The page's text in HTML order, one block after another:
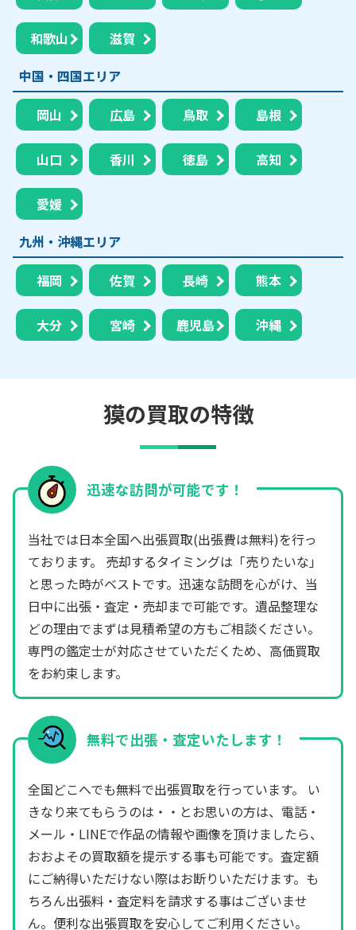
和歌山
滋賀
中国・四国エリア
岡山 広島 鳥取 島根
山口 香川 徳島 高知
愛媛
九州・沖縄エリア
福岡 佐賀 長崎 熊本
大分 宮崎 鹿児島 沖縄
獏の買取の特徴
迅速な訪問が可能です！
当社では日本全国へ出張買取(出張費は無料)を行っ
ております。 売却するタイミングは「売りたいな」
と思った時がベストです。迅速な訪問を心がけ、当
日中に出張・査定・売却まで可能です。遺品整理な
どの理由でまずは見積希望の方もご相談ください。
専門の鑑定士が対応させていただくため、高価買取
をお約束します。
無料で出張・査定いたします！
全国どこへでも無料で出張買取を行っています。 い
きなり来てもらうのは・・とお思いの方は、電話・
メール・LINEで作品の情報や画像を頂けましたら、
おおよその買取額を提示する事も可能です。査定額
にご納得いただけない際はお断りいただけます。も
ちろん出張料・査定料を請求する事はございませ
ん。便利な出張買取を安心してご利用ください。